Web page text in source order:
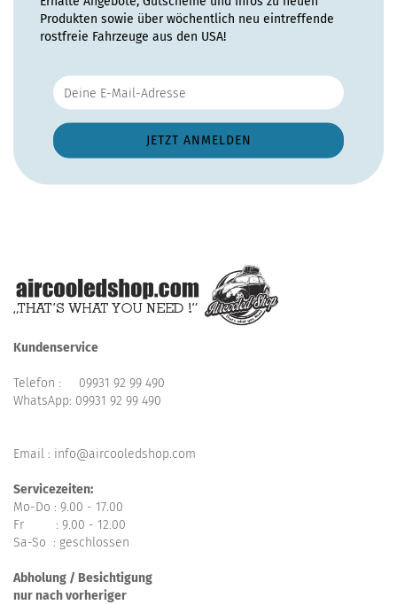
Produkten sowie über wöchentlich neu eintreffende
rostfreie Fahrzeuge aus den USA!
Kundenservice
Telefon : 09931 92 99 490
WhatsApp: 09931 92 99 490
Email : info@aircooledshop.com
Servicezeiten:
Mo-Do : 9.00 - 17.00
Fr : 9.00 - 12.00
Sa-So : geschlossen
Abholung / Besichtigung
nur nach vorheriger